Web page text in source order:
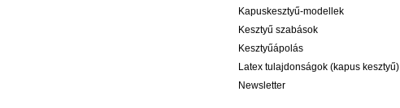
Kapuskesztyű-modellek
Kesztyű szabások
Kesztyűápolás
Latex tulajdonságok (kapus kesztyű)
Newsletter